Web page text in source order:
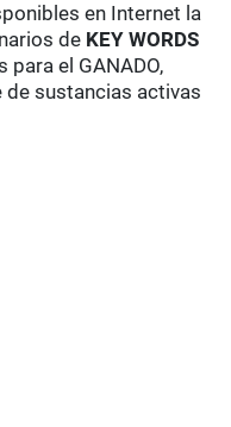
en Internet la
de KEY WORDS
el GANADO,
de sustancias activas